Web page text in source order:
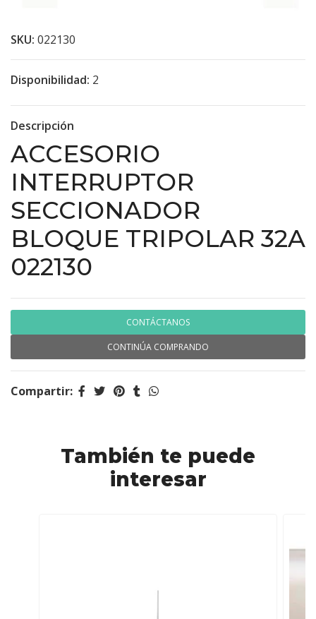
SKU: 022130
Disponibilidad: 2
Descripción
ACCESORIO
INTERRUPTOR
SECCIONADOR
BLOQUE TRIPOLAR 32A
022130
CONTÁCTANOS
CONTINÚA COMPRANDO
Compartir:
También te puede
interesar